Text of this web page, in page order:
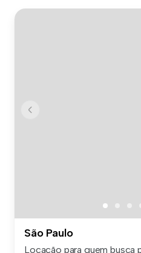
São Paulo
Locação para quem